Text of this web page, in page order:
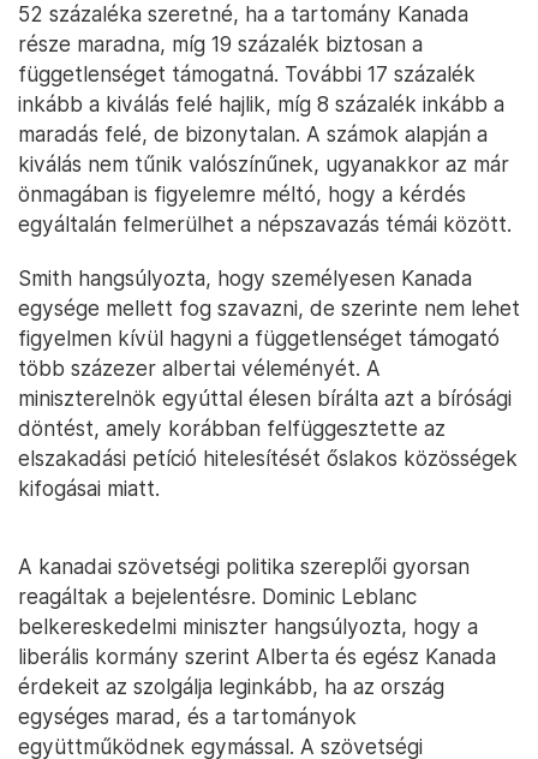
52 százaléka szeretné, ha a tartomány Kanada
része maradna, míg 19 százalék biztosan a
függetlenséget támogatná. További 17 százalék
inkább a kiválás felé hajlik, míg 8 százalék inkább a
maradás felé, de bizonytalan. A számok alapján a
kiválás nem tűnik valószínűnek, ugyanakkor az már
önmagában is figyelemre méltó, hogy a kérdés
egyáltalán felmerülhet a népszavazás témái között.
Smith hangsúlyozta, hogy személyesen Kanada
egysége mellett fog szavazni, de szerinte nem lehet
figyelmen kívül hagyni a függetlenséget támogató
több százezer albertai véleményét. A
miniszterelnök egyúttal élesen bírálta azt a bírósági
döntést, amely korábban felfüggesztette az
elszakadási petíció hitelesítését őslakos közösségek
kifogásai miatt.
A kanadai szövetségi politika szereplői gyorsan
reagáltak a bejelentésre. Dominic Leblanc
belkereskedelmi miniszter hangsúlyozta, hogy a
liberális kormány szerint Alberta és egész Kanada
érdekeit az szolgálja leginkább, ha az ország
egységes marad, és a tartományok
együttműködnek egymással. A szövetségi